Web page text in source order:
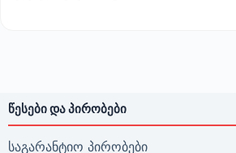
ᲬᲔᲡᲔᲑᲘ ᲓᲐ ᲞᲘᲠᲝᲑᲔᲑᲘ
საგარანტიო პირობები